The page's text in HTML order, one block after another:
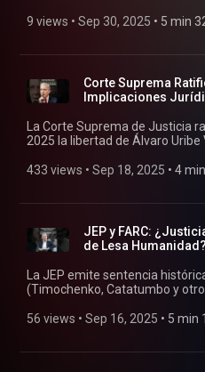
grave desplazamiento de los
9 views • Sep 30, 2025 • 5 min
Corte Suprema
Implicaciones
La Corte Suprema de Justicia
2025 la libertad de Álvaro
domiciliaria por falta de
433 views • Sep 18, 2025 • 4
JEP y FARC:
de Lesa Humanidad?
La JEP emite sentencia
(Timochenko, Catatumbo y
y trabajos sociales. Análisis de
56 views • Sep 16, 2025 • 5 min